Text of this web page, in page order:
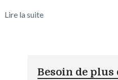
Lire la suite
Besoin de plus